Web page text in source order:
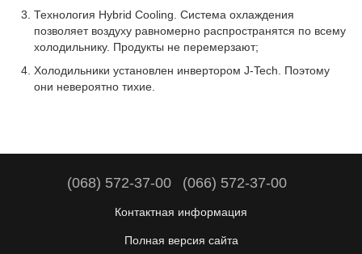
Технология Hybrid Cooling. Система охлаждения
позволяет воздуху равномерно распространятся по всему
холодильнику. Продукты не перемерзают;
Холодильники установлен инвертором J-Tech. Поэтому
они невероятно тихие.
(068) 572-37-00 (066) 572-37-00
Контактная информация
Полная версия сайта